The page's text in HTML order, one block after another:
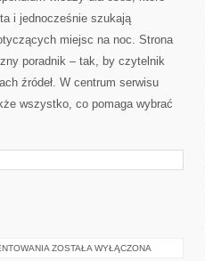
i jednocześnie szukają
miejsc na noc. Strona
poradnik – tak, by czytelnik
źródeł. W centrum serwisu
wszystko, co pomaga wybrać
VINTAGE
ZOSTAŁA WYŁĄCZONA